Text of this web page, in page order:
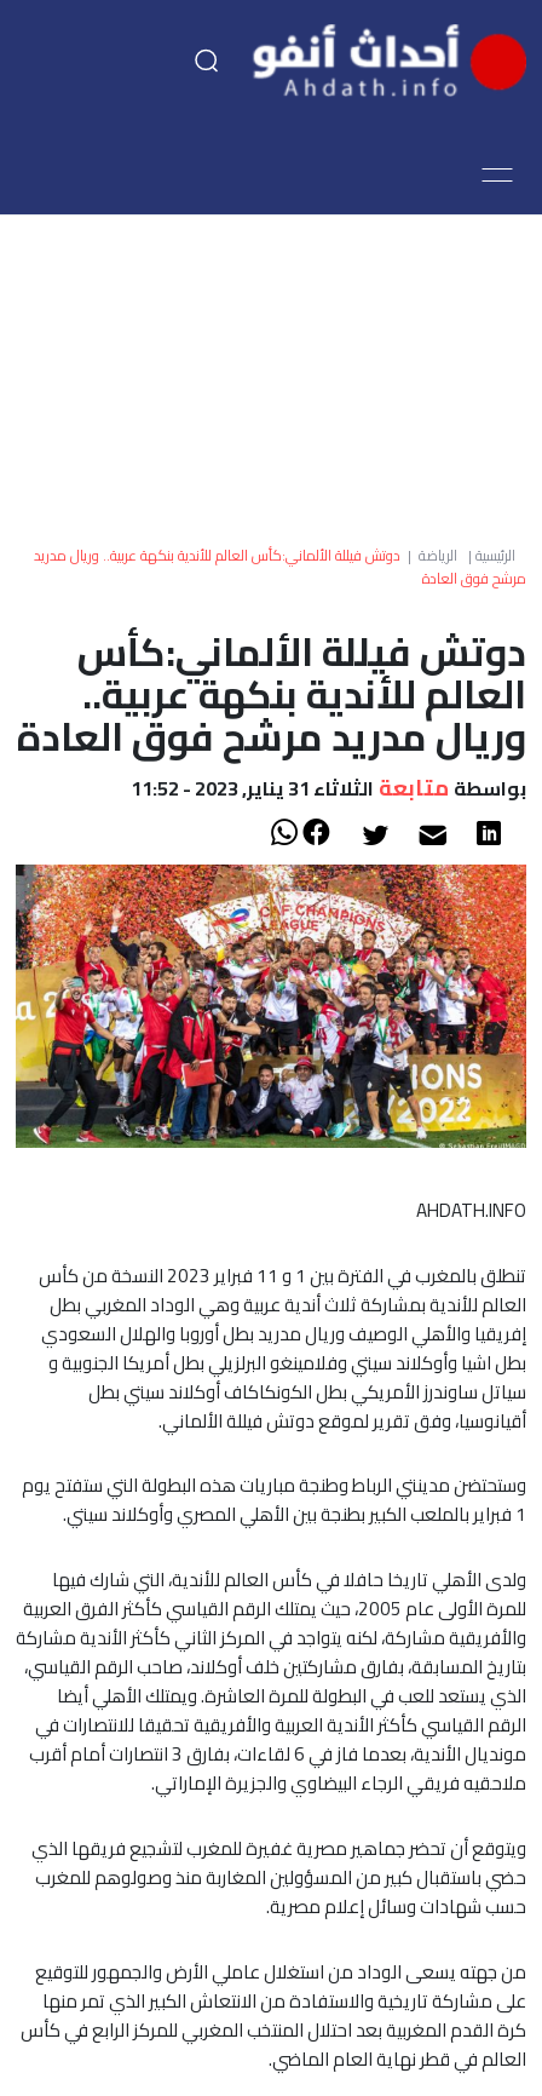
اقتصاد
العالم
الصحراء
الرئيسية| الرياضة | دوتش فيللة الألماني:كأس العالم للأندية بنكهة عربية.. وريال مدريد
مرشح فوق العادة
دوتش فيللة الألماني:كأس
العالم للأندية بنكهة عربية..
وريال مدريد مرشح فوق العادة
بواسطة متابعة الثلاثاء 31 يناير, 2023 - 11:52
AHDATH.INFO
تنطلق بالمغرب في الفترة بين 1 و 11 فبراير 2023 النسخة من كأس
العالم للأندية بمشاركة ثلاث أندية عربية وهي الوداد المغربي بطل
إفريقيا والأهلي الوصيف وريال مدريد بطل أوروبا والهلال السعودي
بطل اشيا وأوكلاند سيتي وفلامينغو البرلزيلي بطل أمريكا الجنوبية و
سياتل ساوندرز الأمريكي بطل الكونكاكاف أوكلاند سيتي بطل
أقيانوسيا، وفق تقرير لموقع دوتش فيللة الألماني.
وستحتضن مدينتي الرباط وطنجة مباريات هذه البطولة التي ستفتح يوم
1 فبراير بالملعب الكبير بطنجة بين الأهلي المصري وأوكلاند سيتي.
ولدى الأهلي تاريخا حافلا في كأس العالم للأندية، التي شارك فيها
للمرة الأولى عام 2005، حيث يمتلك الرقم القياسي كأكثر الفرق العربية
والأفريقية مشاركة، لكنه يتواجد في المركز الثاني كأكثر الأندية مشاركة
بتاريخ المسابقة، بفارق مشاركتين خلف أوكلاند، صاحب الرقم القياسي،
الذي يستعد للعب في البطولة للمرة العاشرة. ويمتلك الأهلي أيضا
الرقم القياسي كأكثر الأندية العربية والأفريقية تحقيقا للانتصارات في
مونديال الأندية، بعدما فاز في 6 لقاءات، بفارق 3 انتصارات أمام أقرب
ملاحقيه فريقي الرجاء البيضاوي والجزيرة الإماراتي.
ويتوقع أن تحضر جماهير مصرية غفيرة للمغرب لتشجيع فريقها الذي
حضي باستقبال كبير من المسؤولين المغاربة منذ وصولوهم للمغرب
حسب شهادات وسائل إعلام مصرية.
من جهته يسعى الوداد من استغلال عاملي الأرض والجمهور للتوقيع
على مشاركة تاريخية والاستفادة من الانتعاش الكبير الذي تمر منها
كرة القدم المغربية بعد احتلال المنتخب المغربي للمركز الرابع في كأس
العالم في قطر نهاية العام الماضي.